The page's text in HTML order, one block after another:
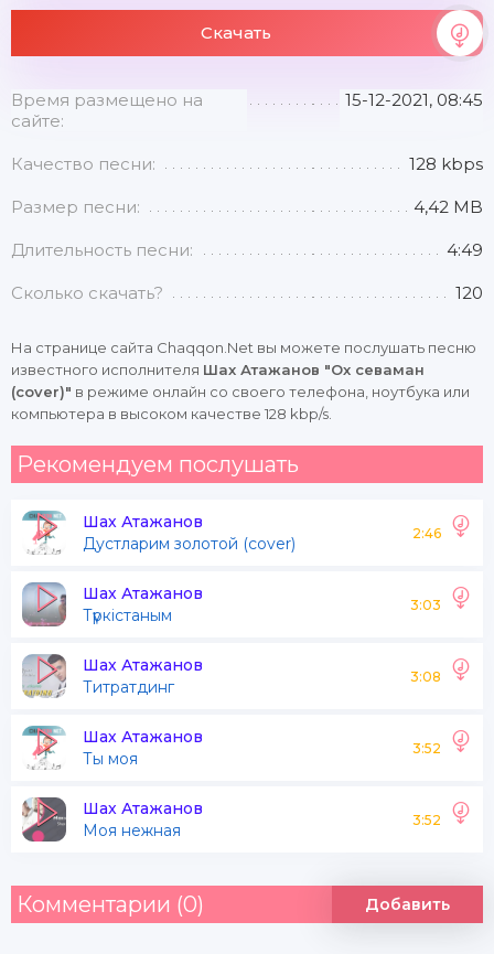
Скачать
Время размещено на
сайте:
15-12-2021, 08:45
Качество песни: 128 kbps
Размер песни: 4,42 MB
Длительность песни: 4:49
Сколько скачать? 120
На странице сайта Chaqqon.Net вы можете послушать песню
известного исполнителя Шах Атажанов "Ох севаман
(cover)" в режиме онлайн со своего телефона, ноутбука или
компьютера в высоком качестве 128 kbp/s.
Рекомендуем послушать
Шах Атажанов
Дустларим золотой (cover)
2:46
Шах Атажанов
Түркістаным
3:03
Шах Атажанов
Титратдинг
3:08
Шах Атажанов
Ты моя
3:52
Шах Атажанов
Моя нежная
3:52
Комментарии (0) Добавить